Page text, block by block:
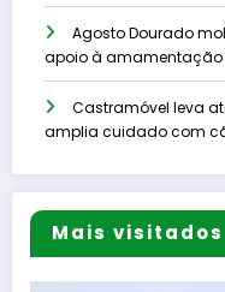
Agosto Dourado
apoio à amamentação
Castramóvel leva
amplia cuidado com
Mais visitados